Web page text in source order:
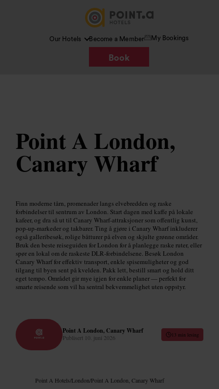
Our Hotels Become a Member My Bookings
Book
Point A London,
Canary Wharf
Finn moderne tårn, promenader langs elvebredden og raske
forbindelser til sentrum av London. Start dagen med kaffe på lokale
kafeer, og dra så ut til Canary Wharf‑attraksjoner som offentlig kunst,
pop‑up‑markeder og takbarer. Ting å gjøre i Canary Wharf inkluderer
også galleribesøk, rolige båtturer på elven og skjulte grønne områder.
Bruk den beste reiseguiden for London for å planlegge raske ruter, eller
spør en lokal om de raskeste DLR‑forbindelsene. Besøk London
Canary Wharf for effektiv transport, enkle spisemuligheter og god
tilgang til byen sent på kvelden. Pakk lett, bestill smart og hold ditt
eget tempo. Området gir mye igjen for enkle planer — perfekt for
smarte reisende som vil ha sentral bekvemmelighet uten oppstyr.
Point A London, Canary Wharf
Publisert 10. juni 2026 13 min lesing
Point A Hotels/London/Point A London, Canary Wharf